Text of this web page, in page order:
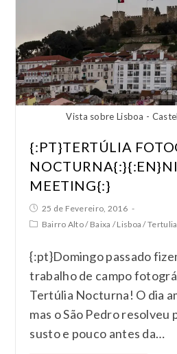
Vista sobre Lisboa -
{:PT}TERTÚLIA
MEETING{:}
25 de Fevereiro, 2016
Bairro Alto/ Baixa /Lisboa /
{:pt}Domingo passado
trabalho de campo
Tertúlia Nocturna! O dia
mas o São Pedro resolveu
susto e pouco antes da…